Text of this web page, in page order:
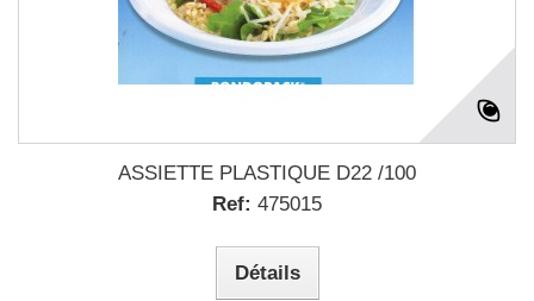
ASSIETTE PLASTIQUE D22 /100
Ref: 475015
Détails